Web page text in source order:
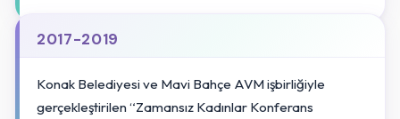
2017-2019
Konak Belediyesi ve Mavi Bahçe AVM işbirliğiyle
gerçekleştirilen “Zamansız Kadınlar Konferans